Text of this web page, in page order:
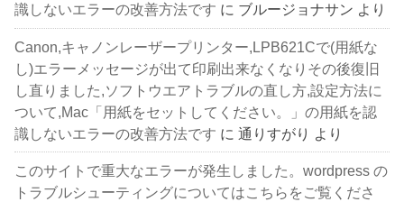
識しないエラーの改善方法です に ブルージョナサン より
Canon,キャノンレーザープリンター,LPB621Cで(用紙な
し)エラーメッセージが出て印刷出来なくなりその後復旧
し直りました,ソフトウエアトラブルの直し方,設定方法に
ついて,Mac「用紙をセットしてください。」の用紙を認
識しないエラーの改善方法です に通りすがり より
このサイトで重大なエラーが発生しました。wordpress の
トラブルシューティングについてはこちらをご覧くださ